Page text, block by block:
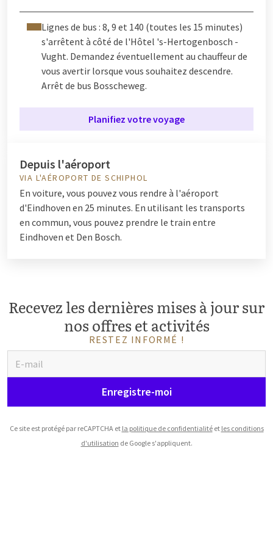
Lignes de bus : 8, 9 et 140 (toutes les 15 minutes)
s'arrêtent à côté de l'Hôtel 's-Hertogenbosch -
Vught. Demandez éventuellement au chauffeur de
vous avertir lorsque vous souhaitez descendre.
Arrêt de bus Bosscheweg.
Planifiez votre voyage
Depuis l'aéroport
VIA L'AÉROPORT DE SCHIPHOL
En voiture, vous pouvez vous rendre à l'aéroport
d'Eindhoven en 25 minutes. En utilisant les transports
en commun, vous pouvez prendre le train entre
Eindhoven et Den Bosch.
Recevez les dernières mises à jour sur
nos offres et activités
RESTEZ INFORMÉ !
Enregistre-moi
Ce site est protégé par reCAPTCHA et la politique de confidentialitéet les conditions
d'utilisation de Google s'appliquent.